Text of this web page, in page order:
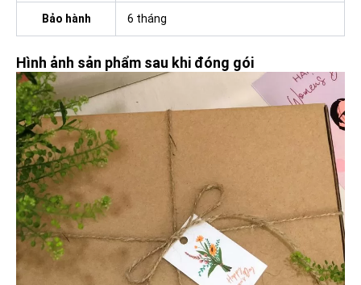
Bảo hành 6 tháng
Hình ảnh sản phẩm sau khi đóng gói